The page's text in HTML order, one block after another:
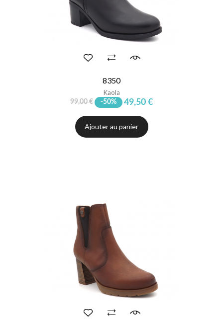
8350
Kaola
99,00 € -50% 49,50 €
Ajouter au panier